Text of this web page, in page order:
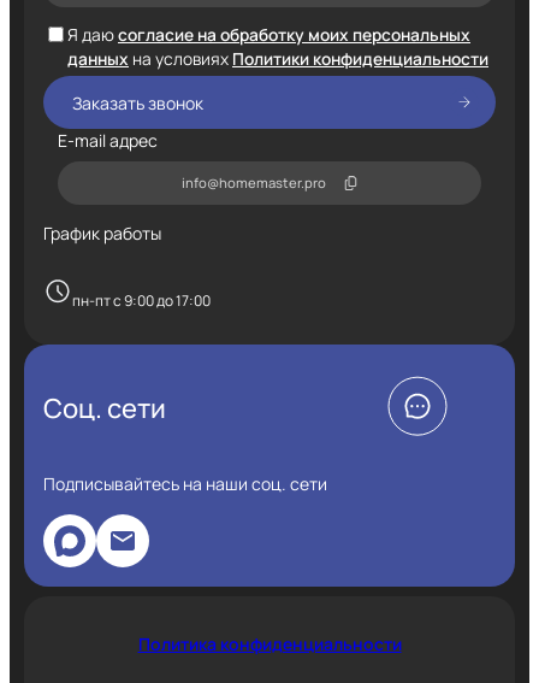
Я даюсогласие на обработку моих персональных
данных на условиях Политики конфиденциальности
E-mail адрес
info@homemaster.pro
График работы
пн-пт с 9:00 до 17:00
Соц. сети
Подписывайтесь на наши соц. сети
Политика конфиденциальности